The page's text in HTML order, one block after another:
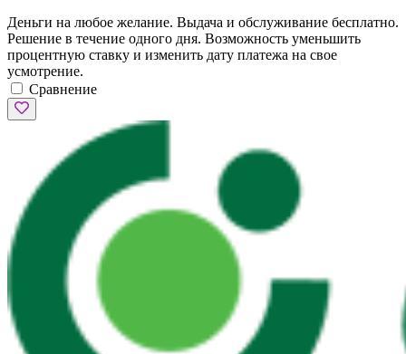
Деньги на любое желание. Выдача и обслуживание бесплатно.
Решение в течение одного дня. Возможность уменьшить
процентную ставку и изменить дату платежа на свое
усмотрение.
Сравнение